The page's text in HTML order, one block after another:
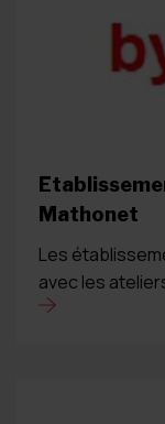
Mathonet
Les
avec les